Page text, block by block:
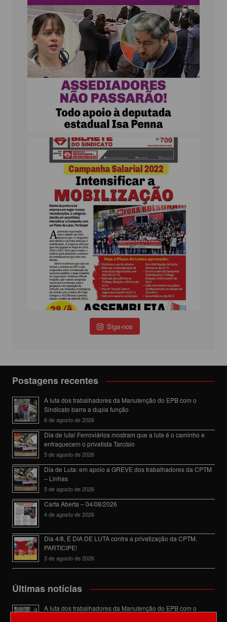
Siga-nos
Postagens recentes
A luta dos trabalhadores da Manutenção do EPB com o
Sindicato barra a dupla função
6 de agosto de 2026
Dia de luta! Ferroviários mostram que a luta é o caminho e
enfraquecem o privatista Tarcísio
5 de agosto de 2026
Dia de Luta: em apoio a GREVE dos trabalhadores da CPTM
– Linhas
5 de agosto de 2026
Carta Aberta – 04/08/2026
4 de agosto de 2026
Dia 4/8, É DIA DE LUTA contra a privatização da CPTM.
PARTICIPE!
3 de agosto de 2026
Últimas notícias
A luta dos trabalhadores da Manutenção do EPB com o